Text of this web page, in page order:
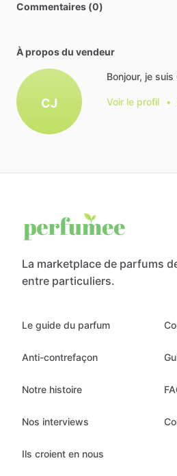
Commentaires (0)
À propos du vendeur
CJ
Bonjour, je suis
Voir le profil •
La marketplace de parfums
entre particuliers.
Le guide du parfum
Anti-contrefaçon
Notre histoire
Nos interviews
Ils croient en nous